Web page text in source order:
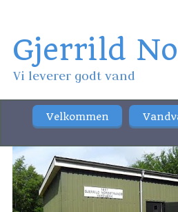
Gjerrild
Vi leverer godt vand
Velkommen